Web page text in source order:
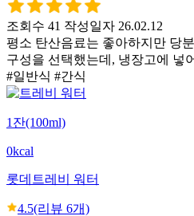
조회수 41 작성일자 26.02.12
평소 탄산음료는 좋아하지만 당
구성을 선택했는데, 냉장고에 넣
#일반식 #간식
1잔(100ml)
0kcal
롯데 트레비 워터
4.5(리뷰 6개)